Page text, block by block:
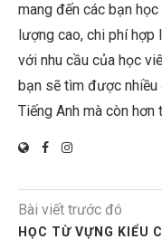
mang đến các bạn
lượng cao, chi phí hợp
với nhu cầu của học
bạn sẽ tìm được nhiều
Tiếng Anh mà còn hơn
Bài viết trước đó
HỌC TỪ VỰNG KIỂU